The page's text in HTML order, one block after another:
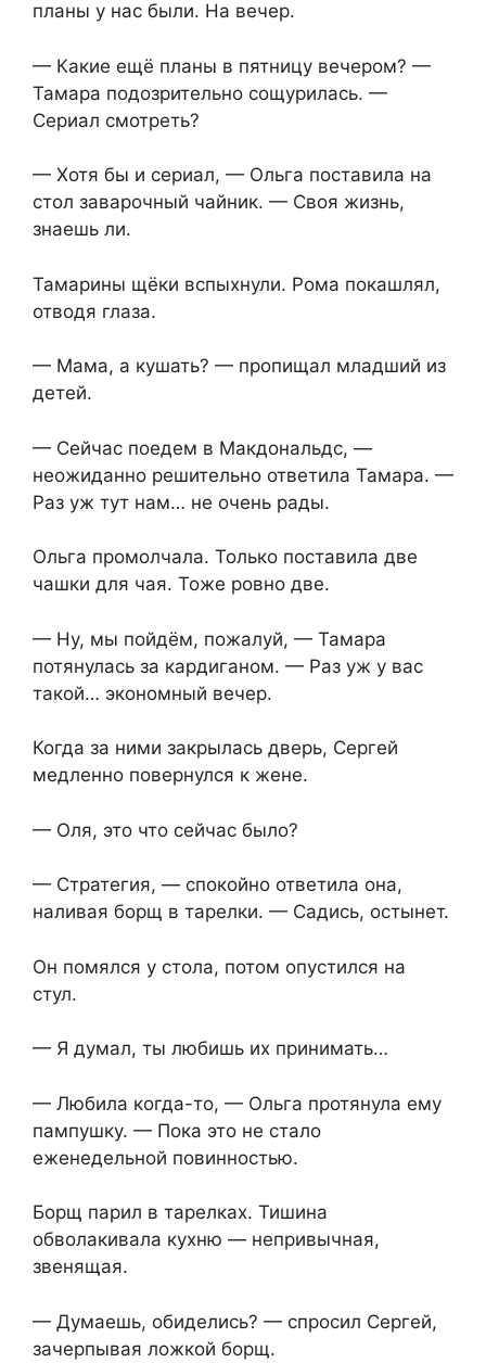
планы у нас были. На вечер.
— Какие ещё планы в пятницу вечером? —
Тамара подозрительно сощурилась. —
Сериал смотреть?
— Хотя бы и сериал, — Ольга поставила на
стол заварочный чайник. — Своя жизнь,
знаешь ли.
Тамарины щёки вспыхнули. Рома покашлял,
отводя глаза.
— Мама, а кушать? — пропищал младший из
детей.
— Сейчас поедем в Макдональдс, —
неожиданно решительно ответила Тамара. —
Раз уж тут нам… не очень рады.
Ольга промолчала. Только поставила две
чашки для чая. Тоже ровно две.
— Ну, мы пойдём, пожалуй, — Тамара
потянулась за кардиганом. — Раз уж у вас
такой… экономный вечер.
Когда за ними закрылась дверь, Сергей
медленно повернулся к жене.
— Оля, это что сейчас было?
— Стратегия, — спокойно ответила она,
наливая борщ в тарелки. — Садись, остынет.
Он помялся у стола, потом опустился на
стул.
— Я думал, ты любишь их принимать…
— Любила когда-то, — Ольга протянула ему
пампушку. — Пока это не стало
еженедельной повинностью.
Борщ парил в тарелках. Тишина
обволакивала кухню — непривычная,
звенящая.
— Думаешь, обиделись? — спросил Сергей,
зачерпывая ложкой борщ.